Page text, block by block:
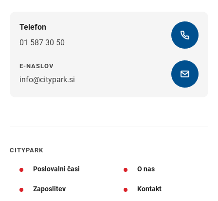
Telefon
01 587 30 50
E-NASLOV
info@citypark.si
CITYPARK
Poslovalni časi O nas
Zaposlitev Kontakt